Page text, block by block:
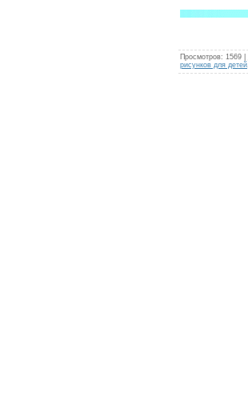
Просмотров: 1569
рисунков для детей